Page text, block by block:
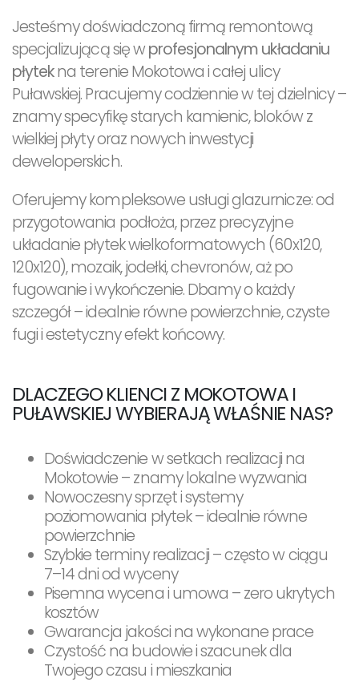
Jesteśmy doświadczoną firmą remontową
specjalizującą się wprofesjonalnym układaniu
płytekna terenie Mokotowa i całej ulicy
Puławskiej. Pracujemy codziennie w tej dzielnicy –
znamy specyfikę starych kamienic, bloków z
wielkiej płyty oraz nowych inwestycji
deweloperskich.
Oferujemy kompleksowe usługi glazurnicze: od
przygotowania podłoża, przez precyzyjne
układanie płytek wielkoformatowych (60x120,
120x120), mozaik, jodełki, chevronów, aż po
fugowanie i wykończenie. Dbamy o każdy
szczegół – idealnie równe powierzchnie, czyste
fugi i estetyczny efekt końcowy.
DLACZEGO KLIENCI Z MOKOTOWA I
PUŁAWSKIEJ WYBIERAJĄ WŁAŚNIE NAS?
Doświadczenie w setkach realizacji na
Mokotowie – znamy lokalne wyzwania
Nowoczesny sprzęt i systemy
poziomowania płytek – idealnie równe
powierzchnie
Szybkie terminy realizacji – często w ciągu
7–14 dni od wyceny
Pisemna wycena i umowa – zero ukrytych
kosztów
Gwarancja jakości na wykonane prace
Czystość na budowie i szacunek dla
Twojego czasu i mieszkania